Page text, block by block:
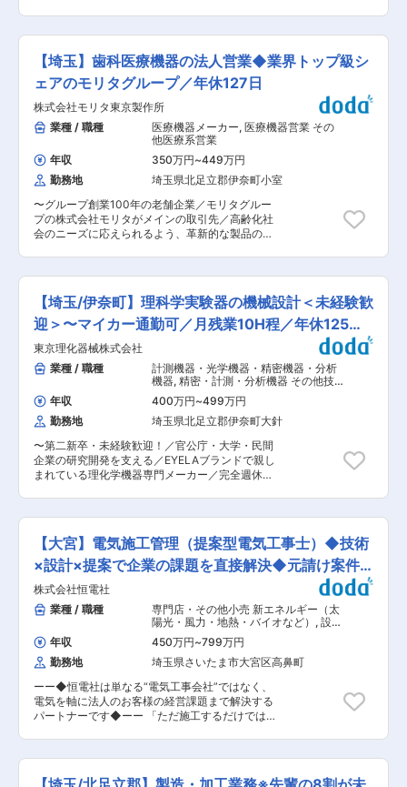
試験計画に基づいて各種性能評価を実施し、取得
したデータの分析や報告書作成まで一貫して担当
いただきます。業務はデスクワークと実機を用い
た評価作業がそれぞれ半分程度で、1つの製品に
対して約2か月かけて検証を進めます。 入社後は
先輩社員の指導のもとで業務の流れや評価手法を
習得いただき、独り立ちまでの目安は約3年を想
定しています。 試験は温度・湿度が管理された環
境試験室で実施し、各種計測機器を使用しながら
製品ごとに定められた評価項目に沿って性能を検
証します。業務によっては有機溶剤を使用するこ
ともありますが、必要な知識や資格の取得は会社
がサポートします。 また、開発部門がある埼玉事
業所へ月1回程度訪問し、開発担当者との打ち合
わせに参加していただきます。さらに、最新技術
や市場動向を学ぶ機会として、年1〜2回程度の展
ポジションです。評価結果が製品品質を左右する
ため、大きな責任とやりがいがあります。また、
入社後には有機溶剤作業主任者などの資格取得も
目指せるため、専門知識やスキルを着実に身につ
けられる環境です。 ■当社の魅力 当社が開発す
る研究支援機器は、官公庁の研究機関をはじめ、
全国の大学や民間企業の研究施設で幅広く活用さ
れています。 長年にわたり高い評価と豊富な導入
実績を積み重ねており、日本の科学技術や研究開
発を支える重要な役割を担っています。最先端の
研究現場を支える製品づくりを通じて、社会や科
学の発展に貢献できるやりがいを実感できる仕事
です。 変更の範囲：会社の定める業務
【埼玉】歯科医療機器の法人営業◆業界トップ級シ
ェアのモリタグループ／年休127日
株式会社モリタ東京製作所
業種 / 職種
医療機器メーカー, 医療機器営業 その
他医療系営業
年収
350万円~449万円
勤務地
埼玉県北足立郡伊奈町小室
〜グループ創業100年の老舗企業／モリタグルー
プの株式会社モリタがメインの取引先／高齢化社
会のニーズに応えられるよう、革新的な製品の設
会への参加、医院等への取付けを営業としてお任
せいたします。 具体的には、モリタグループの株
式会社モリタがメインの取引先となります。展示
会の際には、月に1〜2回程度出張にてご対応頂く
こともございます。 ■組織構成： 営業部は第一
営業課、第二営業課、営業業務課と三課があり、
それぞれ営業１課：５名、営業２課：４名で構成
されています。 ■入社後の流れ： 入社後、まず
は研修施設等での製品の勉強をして頂きます。そ
の後、OJTを行い１年程で一人前を目指して頂き
たいと考えております。 ■同社の魅力： 【グル
ープ創業100年の老舗企業／グローバル展開】 現
在医療機器業界の市場規模は4兆円、平均伸び率
は約3.0%であり景気の影響を受けにくい安定市
場と言え、右肩上がりに売り上げ高・収益ともに
を増加しており、今後も高齢化社会に伴い順調に
う、「訪問歯科医療」ができる機器を設計・開発
に着手しており、今後のライフスタイルを変える
製品の設計・開発に携わることができます。また
同社は海外の6つの販売会社を拠点に、70カ国以
上に正規代理店ネットワークを構築。最先端の情
報を収集、提供しながら、独創的な開発力、サー
ビス力で、世界の医療関係者と信頼関係を深めて
おり、ますますのグローバル展開を見込まれてお
ります。 変更の範囲：会社の定める業務
【埼玉/伊奈町】理科学実験器の機械設計＜未経験歓
迎＞〜マイカー通勤可／月残業10H程／年休125
日〜
東京理化器械株式会社
業種 / 職種
計測機器・光学機器・精密機器・分析
機器, 精密・計測・分析機器 その他技
術職（機械・電気）
年収 400万円~499万円
勤務地
埼玉県北足立郡伊奈町大針
〜第二新卒・未経験歓迎！／官公庁・大学・民間
企業の研究開発を支える／EYELAブランドで親し
まれている理化学機器専門メーカー／完全週休二
行うメーカーです。埼玉事業所のシステム商品事
業部へ所属いただき 汎用製品の設計や既存製品の
改良、研究者からの要望に応じた特注品の設計な
ど機械設計業務をお任せします。 ものづくりへの
意欲を重視し、未経験や第二新卒の方も幅広く歓
迎しています。 ■業務詳細 ・既存製品の改良や
カスタマイズ設計 ・特注品の企画〜設計まで一貫
して担当 ・仕様検討や部品選定など ・試作・組
立・性能チェック ・新技術（フロー合成装置な
ど）の開発 ・製造部門（宮城工場）や他部署と連
携した技術調整や品質確保 ■商材について： 当
社では大学や研究所で使われる実験用の機械の開
発〜販売・メンテナンスまでを一貫して行ってい
ます。 冷却水循環装置は国内トップクラスのシェ
アを誇り、国内外の研究機関・企業で幅広く利用
されています。最先端分野の研究を支える機器開
ことで、幅広い技術力と知識を着実に身につけら
【大宮】電気施工管理（提案型電気工事士）◆技術
×設計×提案で企業の課題を直接解決◆元請け案件
中心
株式会社恒電社
業種 / 職種
専門店・その他小売 新エネルギー（太
陽光・風力・地熱・バイオなど） , 設備
施工管理（電気） 設備施工管理（通信
設備／消防・防災設備）
年収 450万円~799万円
勤務地
埼玉県さいたま市大宮区高鼻町
ーー◆恒電社は単なる“電気工事会社”ではなく、
電気を軸に法人のお客様の経営課題まで解決する
パートナーです◆ーー 「ただ施工するだけでは物
者としての価値を最大化できる環境です。単なる
施工にとどまらず、お客様と対話しながら最適な